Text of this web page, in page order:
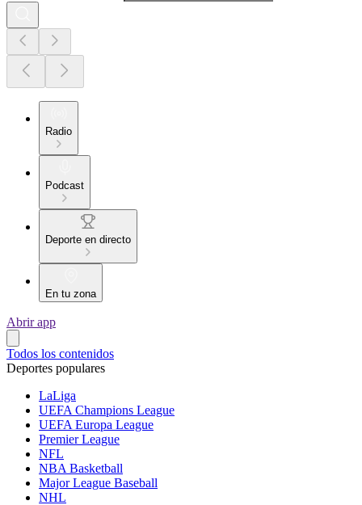
Radio
Podcast
Deporte en directo
En tu zona
Abrir app
Todos los contenidos
Deportes populares
LaLiga
UEFA Champions League
UEFA Europa League
Premier League
NFL
NBA Basketball
Major League Baseball
NHL